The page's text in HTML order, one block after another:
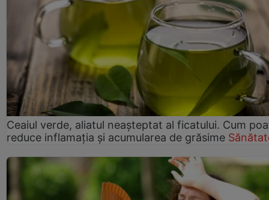
Ceaiul verde, aliatul neașteptat al ficatului. Cum
reduce inflamația și acumularea de grăsime